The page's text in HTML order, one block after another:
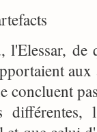
l'Elessar,
aux
concluent